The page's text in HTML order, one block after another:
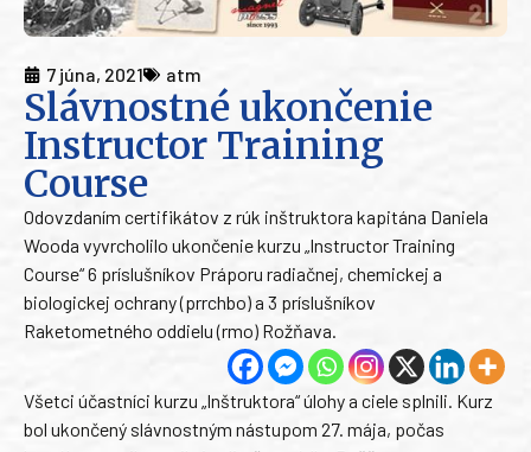
7 júna, 2021 atm
Slávnostné ukončenie
Instructor Training
Course
Odovzdaním certifikátov z rúk inštruktora kapitána Daniela
Wooda vyvrcholilo ukončenie kurzu „Instructor Training
Course“ 6 príslušníkov Práporu radiačnej, chemickej a
biologickej ochrany (prrchbo) a 3 príslušníkov
Raketometného oddielu (rmo) Rožňava.
Všetci účastníci kurzu „Inštruktora“ úlohy a ciele splnili. Kurz
bol ukončený slávnostným nástupom 27. mája, počas